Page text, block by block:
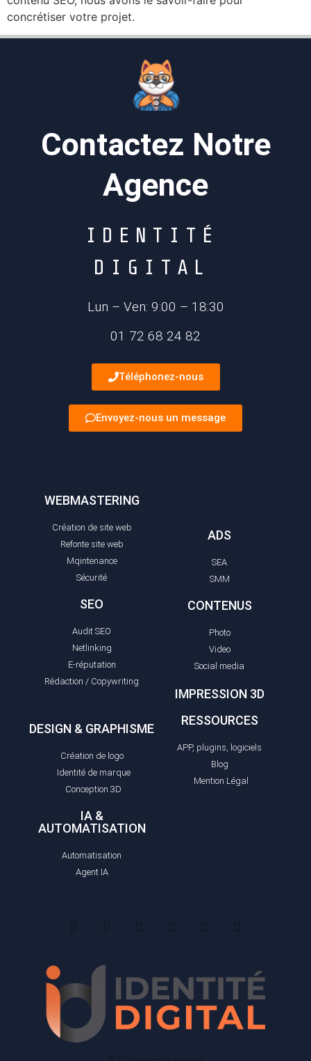
concrétiser votre projet.
Contactez Notre
Agence
I D E N T I T É
D I G I T A L
Lun – Ven: 9:00 – 18:30
01 72 68 24 82
Téléphonez-nous
Envoyez-nous un message
WEBMASTERING
Création de site web
Refonte site web
Mqintenance
Sécurité
SEO
Audit SEO
Netlinking
E-réputation
Rédaction / Copywriting
ADS
SEA
SMM
CONTENUS
Photo
Video
Social media
DESIGN & GRAPHISME
Création de logo
Identité de marque
Conception 3D
IA &
AUTOMATISATION
Automatisation
Agent IA
IMPRESSION 3D
RESSOURCES
APP, plugins, logiciels
Blog
Mention Légal